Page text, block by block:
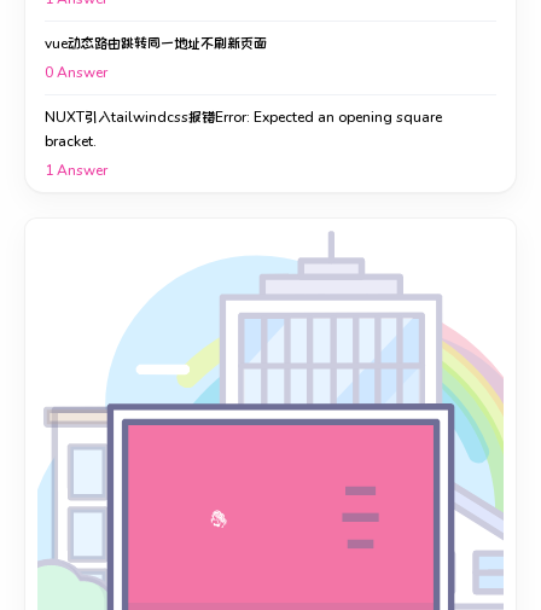
vue动态路由跳转同一地址不刷新页面
0Answer
NUXT引入tailwindcss报错Error: Expected an opening square
bracket.
1Answer